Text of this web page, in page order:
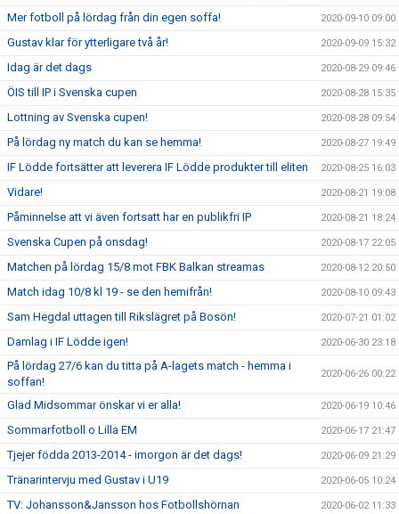
Mer fotboll på lördag från din egen soffa! 2020-09-10 09:00
Gustav klar för ytterligare två år! 2020-09-09 15:32
Idag är det dags 2020-08-29 09:46
ÖIS till IP i Svenska cupen 2020-08-28 15:35
Lottning av Svenska cupen! 2020-08-28 09:54
På lördag ny match du kan se hemma! 2020-08-27 19:49
IF Lödde fortsätter att leverera IF Lödde produkter till eliten 2020-08-25 16:03
Vidare! 2020-08-21 19:08
Påminnelse att vi även fortsatt har en publikfri IP 2020-08-21 18:24
Svenska Cupen på onsdag! 2020-08-17 22:05
Matchen på lördag 15/8 mot FBK Balkan streamas 2020-08-12 20:50
Match idag 10/8 kl 19 - se den hemifrån! 2020-08-10 09:43
Sam Hegdal uttagen till Rikslägret på Bosön! 2020-07-21 01:02
Damlag i IF Lödde igen! 2020-06-30 23:18
På lördag 27/6 kan du titta på A-lagets match - hemma i
soffan!
2020-06-26 00:22
Glad Midsommar önskar vi er alla! 2020-06-19 10:46
Sommarfotboll o Lilla EM 2020-06-17 21:47
Tjejer födda 2013-2014 - imorgon är det dags! 2020-06-09 21:29
Tränarintervju med Gustav i U19 2020-06-05 10:24
TV: Johansson&Jansson hos Fotbollshörnan 2020-06-02 11:33